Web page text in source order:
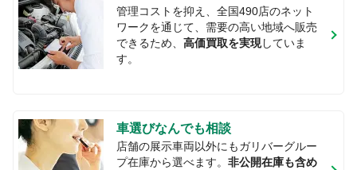
管理コストを抑え、全国490店のネット
ワークを通じて、需要の高い地域へ販売
できるため、 高価買取を実現していま
す。
車選びなんでも相談
店舗の展示車両以外にもガリバーグルー
プ在庫から選べます。 非公開在庫も含め